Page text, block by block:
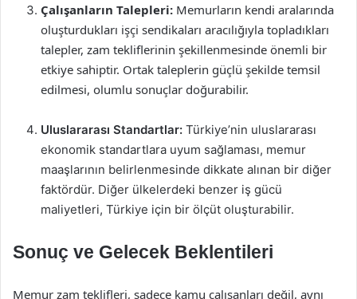
Çalışanların Talepleri: Memurların kendi aralarında
oluşturdukları işçi sendikaları aracılığıyla topladıkları
talepler, zam tekliflerinin şekillenmesinde önemli bir
etkiye sahiptir. Ortak taleplerin güçlü şekilde temsil
edilmesi, olumlu sonuçlar doğurabilir.
Uluslararası Standartlar: Türkiye’nin uluslararası
ekonomik standartlara uyum sağlaması, memur
maaşlarının belirlenmesinde dikkate alınan bir diğer
faktördür. Diğer ülkelerdeki benzer iş gücü
maliyetleri, Türkiye için bir ölçüt oluşturabilir.
Sonuç ve Gelecek Beklentileri
Memur zam teklifleri, sadece kamu çalışanları değil, aynı